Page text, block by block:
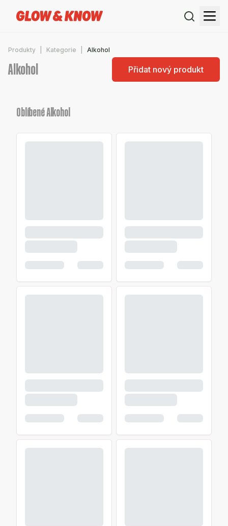
Produkty Kategorie Alkohol
Alkohol Přidat nový produkt
Oblíbené Alkohol